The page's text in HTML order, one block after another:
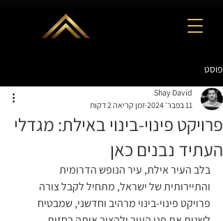
פוסט
פרויקט פינוי-בינוי באילת: מגדלי
העתיד נבנים כאן
Shay David
11 בפבר׳ 2024
זמן קריאה 2 דקות
בלב העיר אילת, עיר הנופש הדרומית
והתיירותית של ישראל, מתחיל לקבל צורה
פרויקט פינוי-בינוי מרהיב וחדשני, שמבטיח